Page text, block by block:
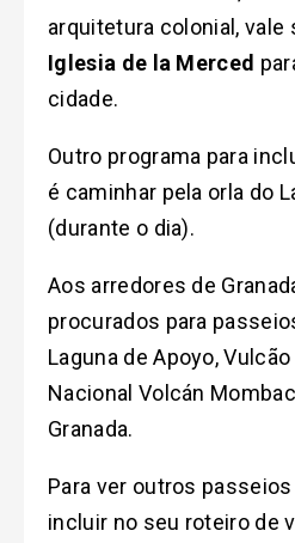
arquitetura colonial, vale
Iglesia de la Merced
cidade.
Outro programa para
é caminhar pela orla do
(durante o dia).
Aos arredores de
procurados para
Laguna de Apoyo,
Nacional Volcán
Granada.
Para ver outros
incluir no seu roteiro de